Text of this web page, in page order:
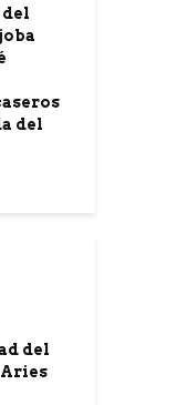
del
del